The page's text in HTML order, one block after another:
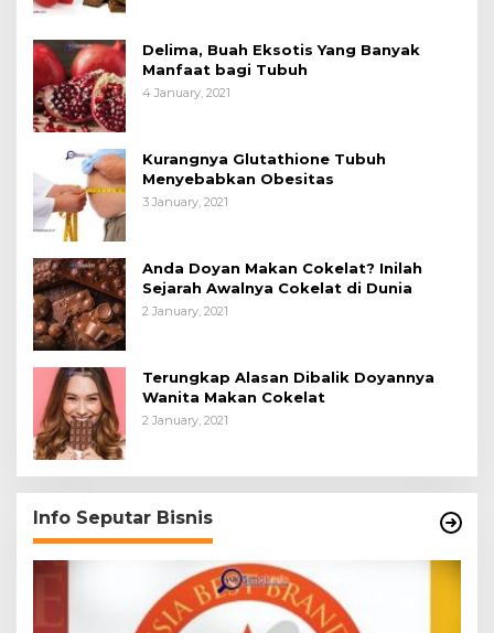
Delima, Buah Eksotis Yang Banyak
Manfaat bagi Tubuh
4 January, 2021
Kurangnya Glutathione Tubuh
Menyebabkan Obesitas
3 January, 2021
Anda Doyan Makan Cokelat? Inilah
Sejarah Awalnya Cokelat di Dunia
2 January, 2021
Terungkap Alasan Dibalik Doyannya
Wanita Makan Cokelat
2 January, 2021
Info Seputar Bisnis